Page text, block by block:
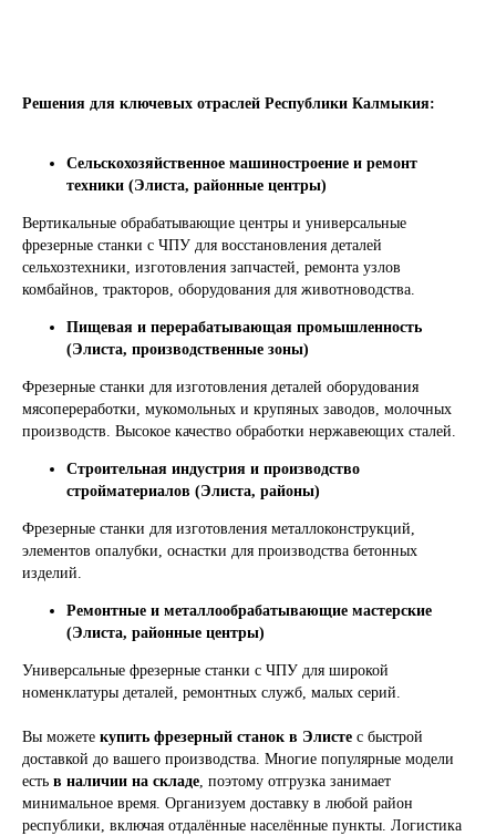
Решения для ключевых отраслей Республики Калмыкия:
Сельскохозяйственное машиностроение и ремонт
техники (Элиста, районные центры)
Вертикальные обрабатывающие центры и универсальные
фрезерные станки с ЧПУ для восстановления деталей
сельхозтехники, изготовления запчастей, ремонта узлов
комбайнов, тракторов, оборудования для животноводства.
Пищевая и перерабатывающая промышленность
(Элиста, производственные зоны)
Фрезерные станки для изготовления деталей оборудования
мясопереработки, мукомольных и крупяных заводов, молочных
производств. Высокое качество обработки нержавеющих сталей.
Строительная индустрия и производство
стройматериалов (Элиста, районы)
Фрезерные станки для изготовления металлоконструкций,
элементов опалубки, оснастки для производства бетонных
изделий.
Ремонтные и металлообрабатывающие мастерские
(Элиста, районные центры)
Универсальные фрезерные станки с ЧПУ для широкой
номенклатуры деталей, ремонтных служб, малых серий.
Вы можете купить фрезерный станок в Элисте с быстрой
доставкой до вашего производства. Многие популярные модели
есть в наличии на складе , поэтому отгрузка занимает
минимальное время. Организуем доставку в любой район
республики, включая отдалённые населённые пункты. Логистика